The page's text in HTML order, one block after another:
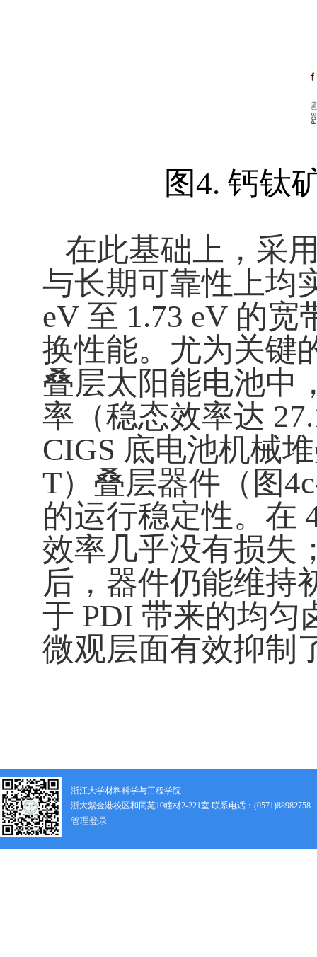
图4. 钙钛
在此基础上，采
与长期可靠性上均
eV 至 1.73 eV 的宽
换性能。尤为关键
叠层太阳能电池中
率（稳态效率达
CIGS 底电池机械
T）叠层器件（图
的运行稳定性。在
效率几乎没有损失
后，器件仍能维持
于 PDI 带来的均匀
微观层面有效抑制
浙江大学材料科学与工程学院
浙大紫金港校区和同苑10幢材2-221室 联系电话：(0571)88982758
管理登录